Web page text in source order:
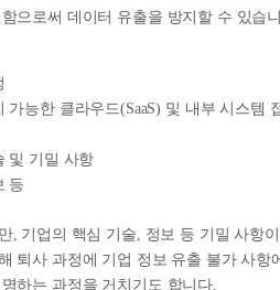
으로써 데이터 유출을 방지할 수 있습
가능한 클라우드(SaaS) 및 내부 시스템
및 기밀 사항
등
, 기업의 핵심 기술, 정보 등 기밀 사항이
퇴사 과정에 기업 정보 유출 불가 사항
하는 과정을 거치기도 합니다.